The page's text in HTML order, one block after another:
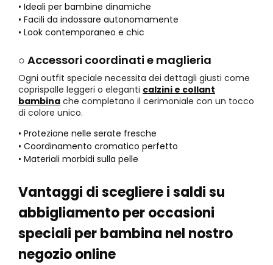
• Ideali per bambine dinamiche
• Facili da indossare autonomamente
• Look contemporaneo e chic
○ Accessori coordinati e maglieria
Ogni outfit speciale necessita dei dettagli giusti come
coprispalle leggeri o eleganti calzini e collant
bambina che completano il cerimoniale con un tocco
di colore unico.
• Protezione nelle serate fresche
• Coordinamento cromatico perfetto
• Materiali morbidi sulla pelle
Vantaggi di scegliere i saldi su
abbigliamento per occasioni
speciali per bambina nel nostro
negozio online